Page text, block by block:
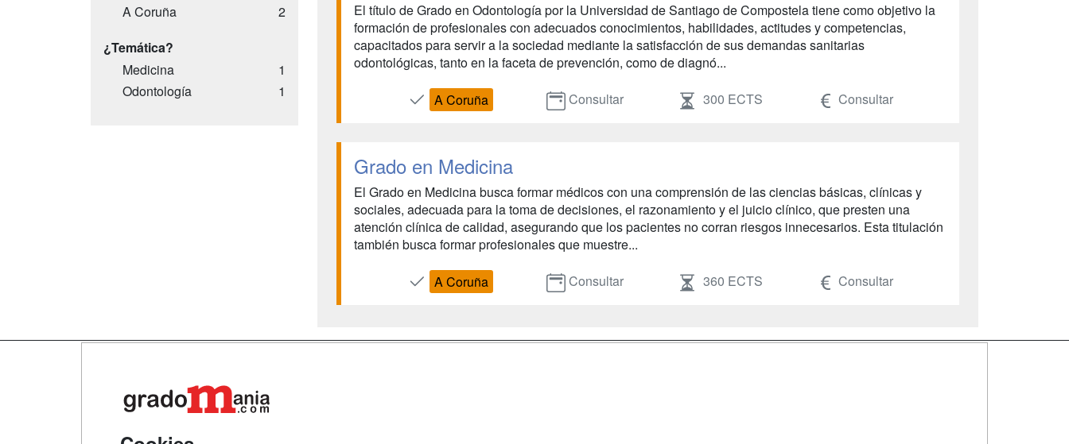
A Coruña
2
¿Temática?
Medicina
1
Odontología
1
El título de Grado en Odontología por la Universidad de Santiago de Compostela tiene como objetivo la
formación de profesionales con adecuados conocimientos, habilidades, actitudes y competencias,
capacitados para servir a la sociedad mediante la satisfacción de sus demandas sanitarias
odontológicas, tanto en la faceta de prevención, como de diagnó...
A Coruña Consultar 300 ECTS Consultar
Grado en Medicina
El Grado en Medicina busca formar médicos con una comprensión de las ciencias básicas, clínicas y
sociales, adecuada para la toma de decisiones, el razonamiento y el juicio clínico, que presten una
atención clínica de calidad, asegurando que los pacientes no corran riesgos innecesarios. Esta titulación
también busca formar profesionales que muestre...
A Coruña Consultar 360 ECTS Consultar